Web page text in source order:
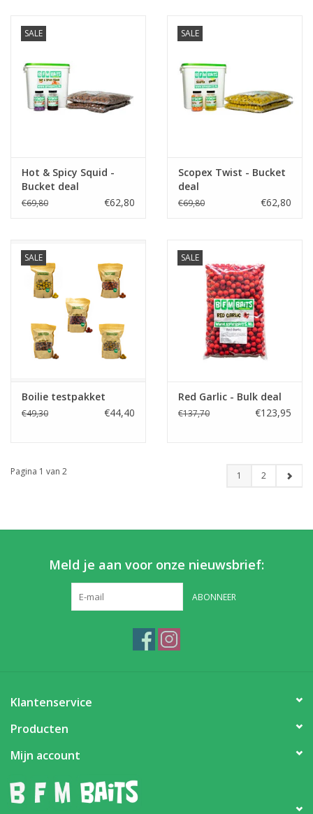
SALE
Hot & Spicy Squid -
Bucket deal
€69,80 €62,80
SALE
Scopex Twist - Bucket
deal
€69,80 €62,80
SALE
Boilie testpakket
€49,30 €44,40
SALE
Red Garlic - Bulk deal
€137,70 €123,95
Pagina 1 van 2 1 2
Meld je aan voor onze nieuwsbrief:
ABONNEER
Klantenservice
Producten
Mijn account